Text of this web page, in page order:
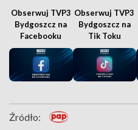
Obserwuj TVP3
Bydgoszcz na
Facebooku
Obserwuj TVP3
Bydgoszcz na
Tik Toku
Źródło: